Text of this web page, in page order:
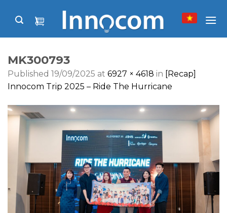
MK300793
Published 19/09/2025 at 6927 × 4618 in [Recap]
Innocom Trip 2025 – Ride The Hurricane